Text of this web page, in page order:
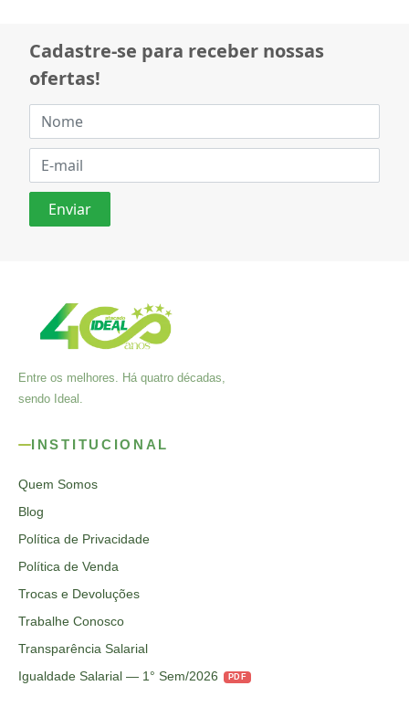
Cadastre-se para receber nossas
ofertas!
Entre os melhores. Há quatro décadas,
sendo Ideal.
INSTITUCIONAL
Quem Somos
Blog
Política de Privacidade
Política de Venda
Trocas e Devoluções
Trabalhe Conosco
Transparência Salarial
Igualdade Salarial — 1° Sem/2026
PDF